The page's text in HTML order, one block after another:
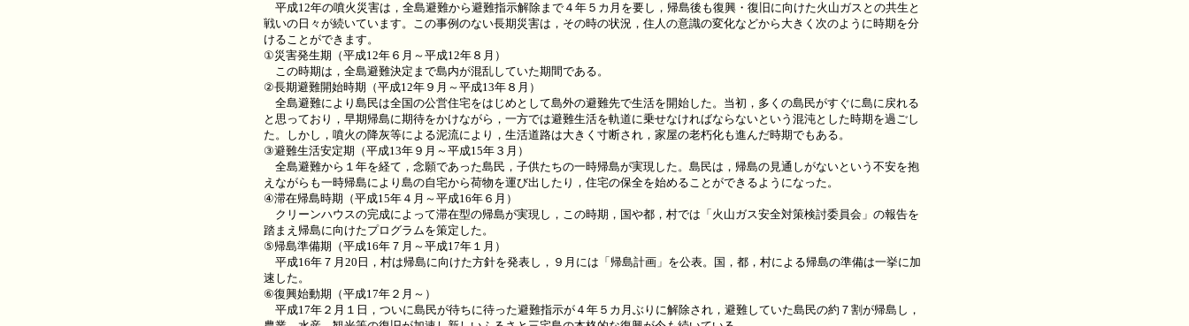
平成12年の噴火災害は，全島避難から避難指示解除まで４年５カ月を要し，帰島後も復興・復旧に向けた火山ガスとの共生と
戦いの日々が続いています。この事例のない長期災害は，その時の状況，住人の意識の変化などから大きく次のように時期を分
けることができます。
①災害発生期（平成12年６月～平成12年８月）
この時期は，全島避難決定まで島内が混乱していた期間である。
②長期避難開始時期（平成12年９月～平成13年８月）
全島避難により島民は全国の公営住宅をはじめとして島外の避難先で生活を開始した。当初，多くの島民がすぐに島に戻れる
と思っており，早期帰島に期待をかけながら，一方では避難生活を軌道に乗せなければならないという混沌とした時期を過ごし
た。しかし，噴火の降灰等による泥流により，生活道路は大きく寸断され，家屋の老朽化も進んだ時期でもある。
③避難生活安定期（平成13年９月～平成15年３月）
全島避難から１年を経て，念願であった島民，子供たちの一時帰島が実現した。島民は，帰島の見通しがないという不安を抱
えながらも一時帰島により島の自宅から荷物を運び出したり，住宅の保全を始めることができるようになった。
④滞在帰島時期（平成15年４月～平成16年６月）
クリーンハウスの完成によって滞在型の帰島が実現し，この時期，国や都，村では「火山ガス安全対策検討委員会」の報告を
踏まえ帰島に向けたプログラムを策定した。
⑤帰島準備期（平成16年７月～平成17年１月）
平成16年７月20日，村は帰島に向けた方針を発表し，９月には「帰島計画」を公表。国，都，村による帰島の準備は一挙に加
速した。
⑥復興始動期（平成17年２月～）
平成17年２月１日，ついに島民が待ちに待った避難指示が４年５カ月ぶりに解除され，避難していた島民の約７割が帰島し，